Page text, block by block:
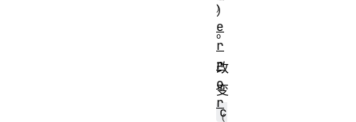
）
。
改
变
c
e
r
r
o
r